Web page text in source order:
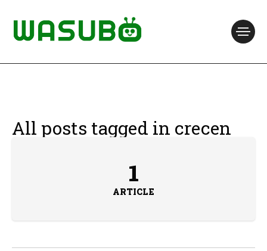
All posts tagged in crecen
1
ARTICLE